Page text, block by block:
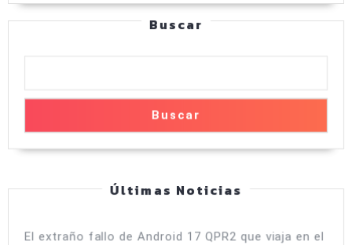
27
el
uso
diario
del
iPhone
Buscar
Buscar
Últimas Noticias
El extraño fallo de Android 17 QPR2 que viaja en el